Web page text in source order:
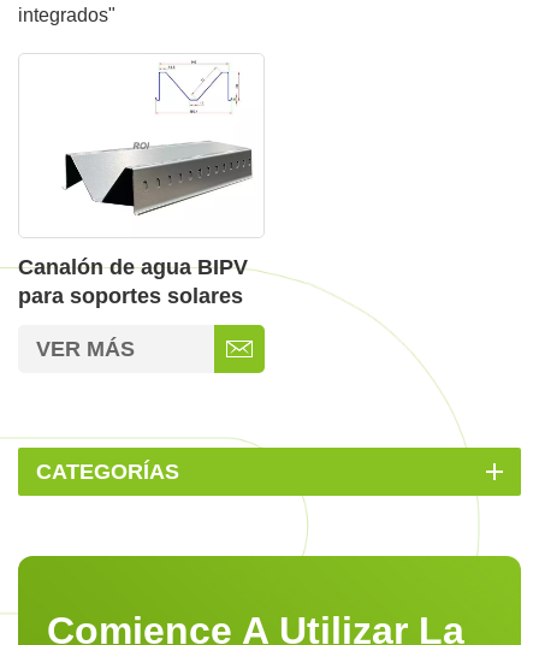
integrados"
Canalón de agua BIPV
para soportes solares
VER MÁS
CATEGORÍAS
Comience A Utilizar La